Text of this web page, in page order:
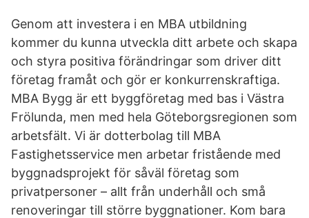
Genom att investera i en MBA utbildning
kommer du kunna utveckla ditt arbete och skapa
och styra positiva förändringar som driver ditt
företag framåt och gör er konkurrenskraftiga.
MBA Bygg är ett byggföretag med bas i Västra
Frölunda, men med hela Göteborgsregionen som
arbetsfält. Vi är dotterbolag till MBA
Fastighetsservice men arbetar fristående med
byggnadsprojekt för såväl företag som
privatpersoner – allt från underhåll och små
renoveringar till större byggnationer. Kom bara